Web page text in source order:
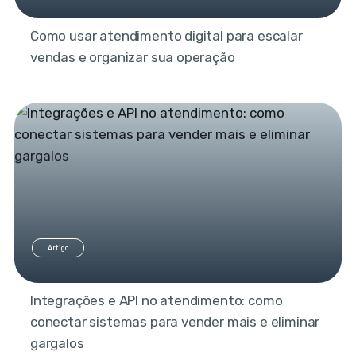
Como usar atendimento digital para escalar
vendas e organizar sua operação
Artigo
Integrações e API no atendimento: como
conectar sistemas para vender mais e eliminar
gargalos